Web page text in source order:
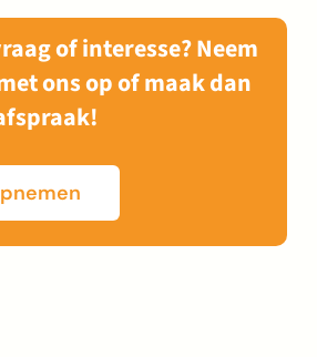
of interesse? Neem
ons op of maak dan